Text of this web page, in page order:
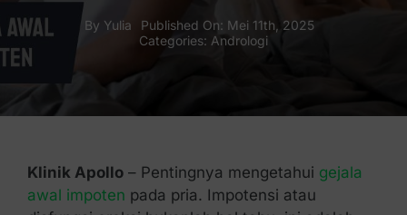
Tanya Apollo
By Yulia
Published On: Mei 11th, 2025
Categories: Andrologi
Klinik Apollo– Pentingnya mengetahui gejala
awal impoten pada pria. Impotensi atau